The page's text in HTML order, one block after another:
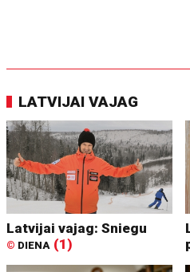
LATVIJAI VAJAG
Latvijai vajag: Sniegu
© DIENA (1)